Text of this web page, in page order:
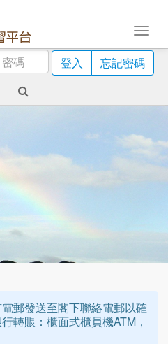
登入
忘記密碼
郵發送至閣下聯絡電郵以確
轉賬：櫃面式櫃員機ATM，